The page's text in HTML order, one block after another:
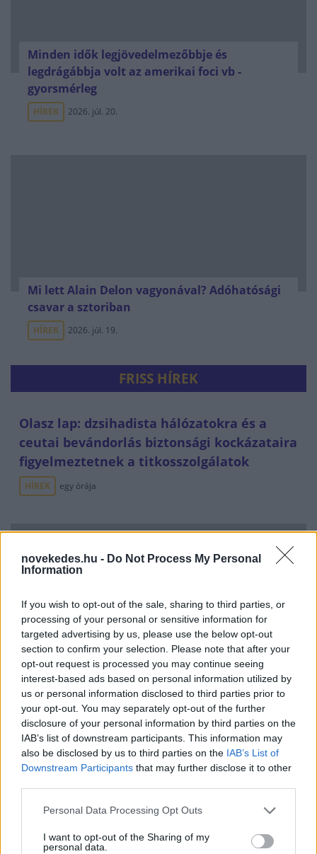
novekedes.hu - Do Not Process My Personal
Information
If you wish to opt-out of the sale, sharing to third parties, or
processing of your personal or sensitive information for
targeted advertising by us, please use the below opt-out
section to confirm your selection. Please note that after your
opt-out request is processed you may continue seeing
interest-based ads based on personal information utilized by
us or personal information disclosed to third parties prior to
your opt-out. You may separately opt-out of the further
disclosure of your personal information by third parties on the
IAB’s list of downstream participants. This information may
also be disclosed by us to third parties on the IAB’s List of
Downstream Participants that may further disclose it to other
Please note that this website/app uses one or more Google
not limited to your visit or usage behaviour. You may click to
grant or deny consent to Google and its third-party tags to
Personal Data Processing Opt Outs
I want to opt-out of the Sharing of my
personal data.
Minden idők legjövedelmezőbbje és
legdrágábbja volt az amerikai foci vb -
gyorsmérleg
HÍREK 2026. júl. 20.
Mi lett Alain Delon vagyonával? Adóhatósági
csavar a sztoriban
HÍREK 2026. júl. 19.
FRISS HÍREK
Olasz lap: dzsihadista hálózatokra és a
ceutai bevándorlás biztonsági kockázataira
figyelmeztetnek a titkosszolgálatok
HÍREK egy órája
Heaven Street Seven: nézz vissza, és nézd
vissza!
LIFESTYLE egy órája
Az éjszakai támadások mérlege az ukrán-
orosz határon: 3 civil halott, 13 sebesült